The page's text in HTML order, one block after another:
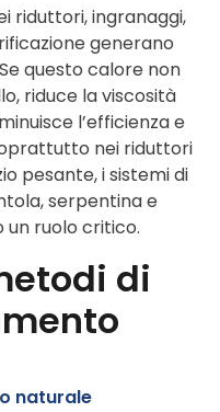
riduttori, ingranaggi,
generano
questo calore non
riduce la viscosità
l’efficienza e
nei riduttori
pesante, i sistemi di
serpentina e
ruolo critico.
di
naturale